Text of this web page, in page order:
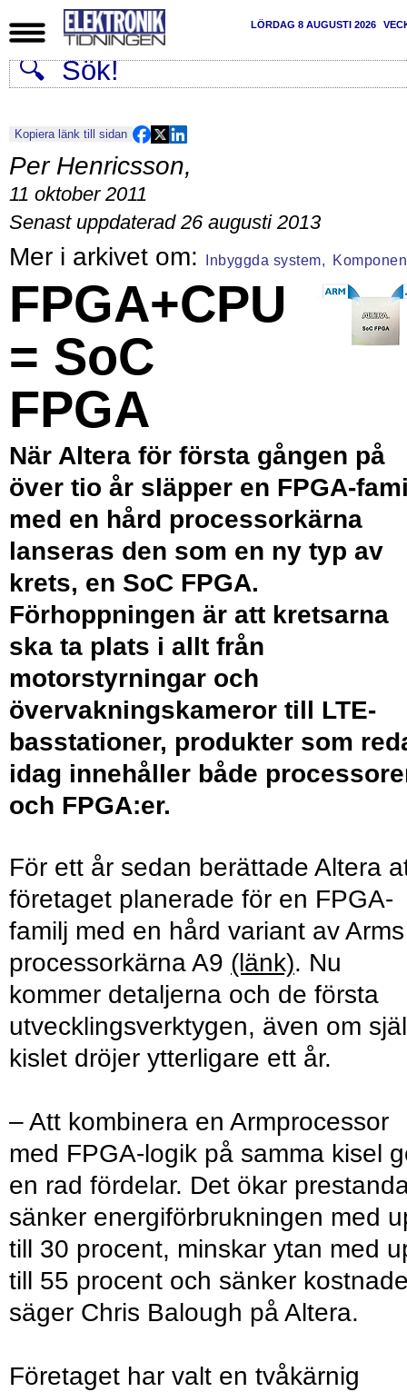
LÖRDAG 8 AUGUSTI 2026
Kopiera länk till sidan
Per Henricsson,
11 oktober 2011
Senast uppdaterad 26 augusti 2013
Inbyggda system,
FPGA+CPU
= SoC
FPGA
När Altera för första gången på
över tio år släpper en FPGA-
med en hård processorkärna
lanseras den som en ny typ av
krets, en SoC FPGA.
Förhoppningen är att kretsarna
ska ta plats i allt från
motorstyrningar och
övervakningskameror till LTE-
basstationer, produkter som
idag innehåller både
och FPGA:er.
För ett år sedan berättade Altera
företaget planerade för en FPGA-
familj med en hård variant av Arms
processorkärna A9 (länk). Nu
kommer detaljerna och de första
utvecklingsverktygen, även om
kislet dröjer ytterligare ett år.
– Att kombinera en Armprocessor
med FPGA-logik på samma kisel
en rad fördelar. Det ökar
sänker energiförbrukningen med
till 30 procent, minskar ytan med
till 55 procent och sänker
säger Chris Balough på Altera.
Företaget har valt en tvåkärnig